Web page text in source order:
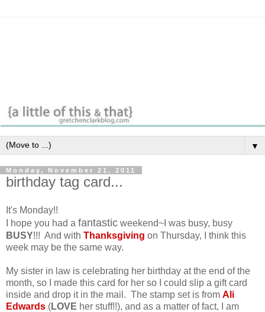
▼
Monday, November 21, 2011
birthday tag card...
It's Monday!!
I hope you had a fantastic weekend~I was busy, busy
BUSY!!! And with Thanksgiving on Thursday, I think this
week may be the same way.
My sister in law is celebrating her birthday at the end of the
month, so I made this card for her so I could slip a gift card
inside and drop it in the mail. The stamp set is from Ali
Edwards (LOVE her stuff!!), and as a matter of fact, I am